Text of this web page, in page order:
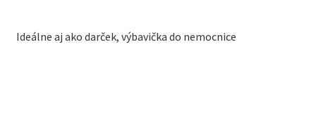
Ideálne aj ako darček, výbavička do nemocnice